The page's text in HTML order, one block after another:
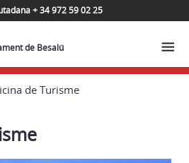
+ 34 972 59 02 25
de Besalú
de Turisme